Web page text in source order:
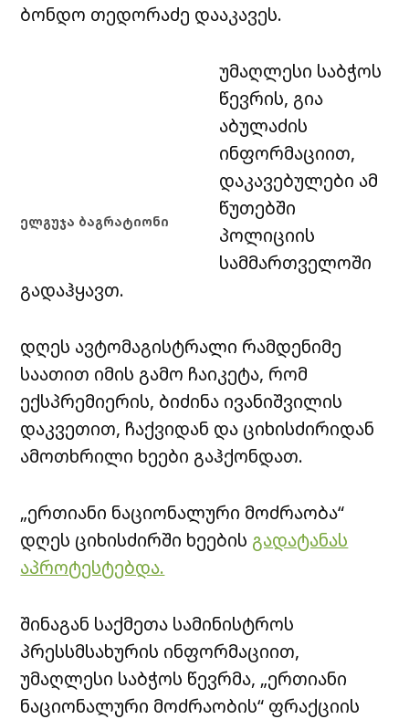
ბონდო თედორაძე დააკავეს.
ელგუჯა ბაგრატიონი
უმაღლესი საბჭოს
წევრის, გია
აბულაძის
ინფორმაციით,
დაკავებულები ამ
წუთებში
პოლიციის
სამმართველოში
გადაჰყავთ.
დღეს ავტომაგისტრალი რამდენიმე
საათით იმის გამო ჩაიკეტა, რომ
ექსპრემიერის, ბიძინა ივანიშვილის
დაკვეთით, ჩაქვიდან და ციხისძირიდან
ამოთხრილი ხეები გაჰქონდათ.
„ერთიანი ნაციონალური მოძრაობა“
დღეს ციხისძირში ხეების გადატანას
აპროტესტებდა.
შინაგან საქმეთა სამინისტროს
პრესსმსახურის ინფორმაციით,
უმაღლესი საბჭოს წევრმა, „ერთიანი
ნაციონალური მოძრაობის“ ფრაქციის